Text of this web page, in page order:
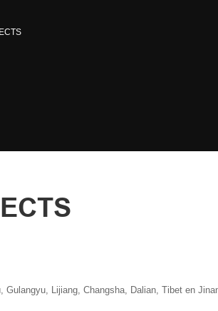
Gulangyu, Lijiang, Changsha, Dalian, Tibet en